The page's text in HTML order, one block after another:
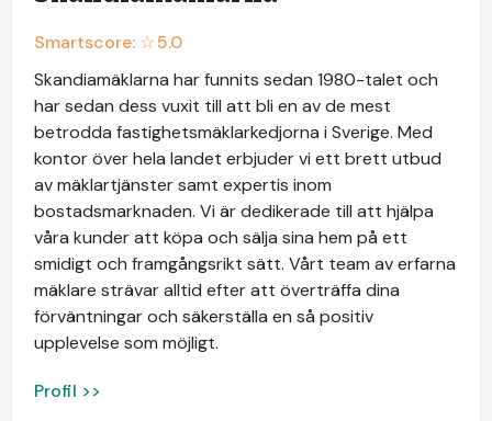
Smartscore: ☆5.0
Skandiamäklarna har funnits sedan 1980-talet och
har sedan dess vuxit till att bli en av de mest
betrodda fastighetsmäklarkedjorna i Sverige. Med
kontor över hela landet erbjuder vi ett brett utbud
av mäklartjänster samt expertis inom
bostadsmarknaden. Vi är dedikerade till att hjälpa
våra kunder att köpa och sälja sina hem på ett
smidigt och framgångsrikt sätt. Vårt team av erfarna
mäklare strävar alltid efter att överträffa dina
förväntningar och säkerställa en så positiv
upplevelse som möjligt.
Profil >>